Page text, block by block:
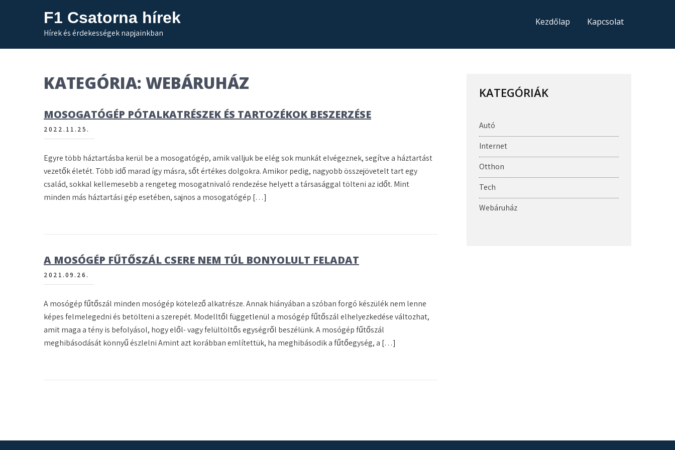
F1 Csatorna hírek
Hírek és érdekességek napjainkban
Kezdőlap Kapcsolat
KATEGÓRIA: WEBÁRUHÁZ
MOSOGATÓGÉP PÓTALKATRÉSZEK ÉS TARTOZÉKOK BESZERZÉSE
2022.11.25.
Egyre több háztartásba kerül be a mosogatógép, amik valljuk be elég sok munkát elvégeznek, segítve a háztartást
vezetők életét. Több idő marad így másra, sőt értékes dolgokra. Amikor pedig, nagyobb összejövetelt tart egy
család, sokkal kellemesebb a rengeteg mosogatnivaló rendezése helyett a társasággal tölteni az időt. Mint
minden más háztartási gép esetében, sajnos a mosogatógép […]
A MOSÓGÉP FŰTŐSZÁL CSERE NEM TÚL BONYOLULT FELADAT
2021.09.26.
A mosógép fűtőszál minden mosógép kötelező alkatrésze. Annak hiányában a szóban forgó készülék nem lenne
képes felmelegedni és betölteni a szerepét. Modelltől függetlenül a mosógép fűtőszál elhelyezkedése változhat,
amit maga a tény is befolyásol, hogy elől- vagy felültöltős egységről beszélünk. A mosógép fűtőszál
meghibásodását könnyű észlelni Amint azt korábban említettük, ha meghibásodik a fűtőegység, a […]
KATEGÓRIÁK
Autó
Internet
Otthon
Tech
Webáruház